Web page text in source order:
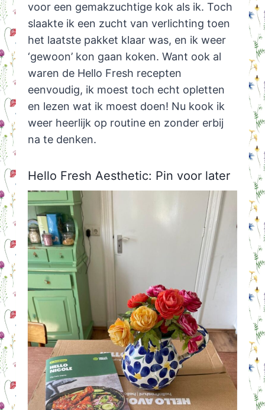
voor een gemakzuchtige kok als ik. Toch
slaakte ik een zucht van verlichting toen
het laatste pakket klaar was, en ik weer
‘gewoon’ kon gaan koken. Want ook al
waren de Hello Fresh recepten
eenvoudig, ik moest toch echt opletten
en lezen wat ik moest doen! Nu kook ik
weer heerlijk op routine en zonder erbij
na te denken.
Hello Fresh Aesthetic: Pin voor later